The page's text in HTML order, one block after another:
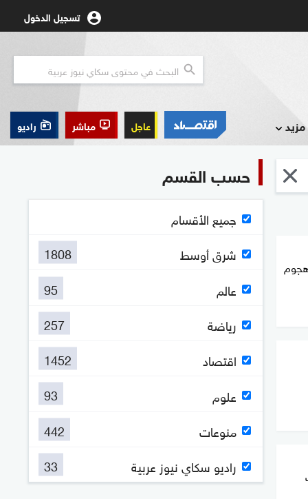
تسجيل الدخول
مزيد عاجل مباشر راديو
حسب القسم
جميع الأقسام
شرق أوسط
1808
عالم
95
رياضة
257
اقتصاد
1452
علوم
93
منوعات
442
راديو سكاي نيوز عربية
33